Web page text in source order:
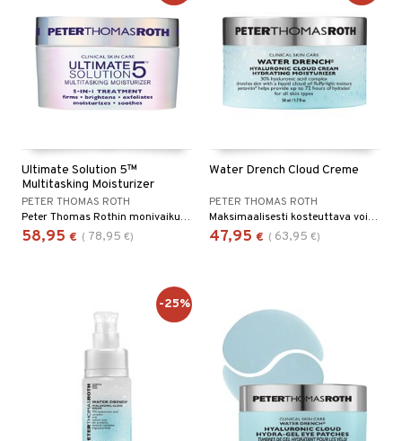
Ultimate Solution 5™
Multitasking Moisturizer
PETER THOMAS ROTH
Peter Thomas Rothin monivaikutteinen päivä- ja yövoide
58,95 € ( 78,95 €)
Water Drench Cloud Creme
PETER THOMAS ROTH
Maksimaalisesti kosteuttava voide - Peter Thomas Roth
47,95 € ( 63,95 €)
-25%